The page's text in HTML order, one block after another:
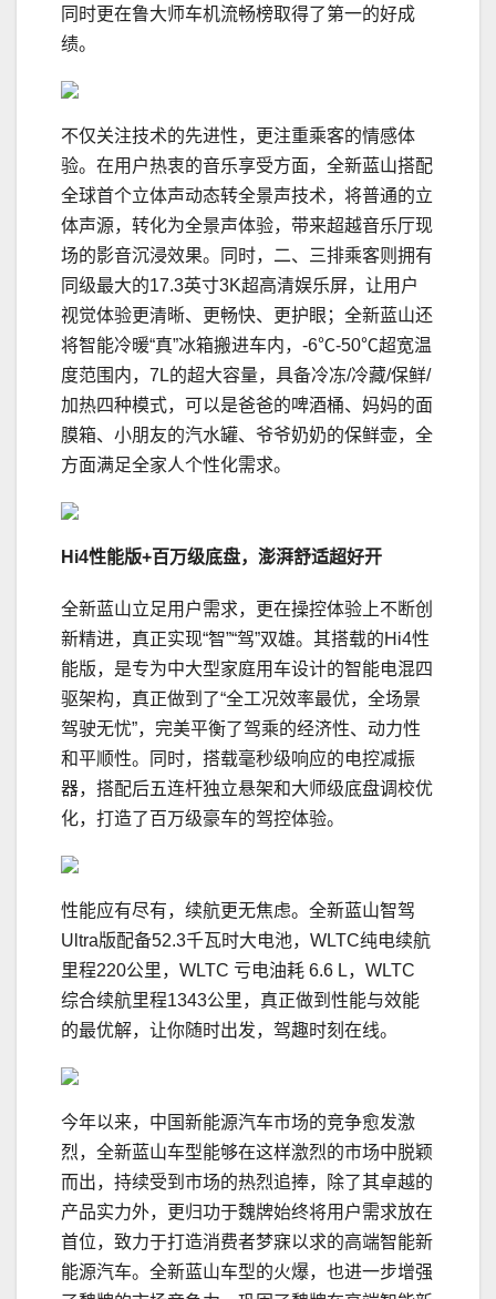
同时更在鲁大师车机流畅榜取得了第一的好成
绩。
不仅关注技术的先进性，更注重乘客的情感体
验。在用户热衷的音乐享受方面，全新蓝山搭配
全球首个立体声动态转全景声技术，将普通的立
体声源，转化为全景声体验，带来超越音乐厅现
场的影音沉浸效果。同时，二、三排乘客则拥有
同级最大的17.3英寸3K超高清娱乐屏，让用户
视觉体验更清晰、更畅快、更护眼；全新蓝山还
将智能冷暖“真”冰箱搬进车内，-6℃-50℃超宽温
度范围内，7L的超大容量，具备冷冻/冷藏/保鲜/
加热四种模式，可以是爸爸的啤酒桶、妈妈的面
膜箱、小朋友的汽水罐、爷爷奶奶的保鲜壶，全
方面满足全家人个性化需求。
Hi4性能版+百万级底盘，澎湃舒适超好开
全新蓝山立足用户需求，更在操控体验上不断创
新精进，真正实现“智”“驾”双雄。其搭载的Hi4性
能版，是专为中大型家庭用车设计的智能电混四
驱架构，真正做到了“全工况效率最优，全场景
驾驶无忧”，完美平衡了驾乘的经济性、动力性
和平顺性。同时，搭载毫秒级响应的电控减振
器，搭配后五连杆独立悬架和大师级底盘调校优
化，打造了百万级豪车的驾控体验。
性能应有尽有，续航更无焦虑。全新蓝山智驾
Ultra版配备52.3千瓦时大电池，WLTC纯电续航
里程220公里，WLTC 亏电油耗 6.6 L，WLTC
综合续航里程1343公里，真正做到性能与效能
的最优解，让你随时出发，驾趣时刻在线。
今年以来，中国新能源汽车市场的竞争愈发激
烈，全新蓝山车型能够在这样激烈的市场中脱颖
而出，持续受到市场的热烈追捧，除了其卓越的
产品实力外，更归功于魏牌始终将用户需求放在
首位，致力于打造消费者梦寐以求的高端智能新
能源汽车。全新蓝山车型的火爆，也进一步增强